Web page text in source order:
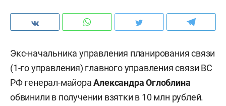
Экс-начальника управления планирования связи
(1-го управления) главного управления связи ВС
РФ генерал-майораАлександра Оглоблина
обвинили в получении взятки в 10 млн рублей.